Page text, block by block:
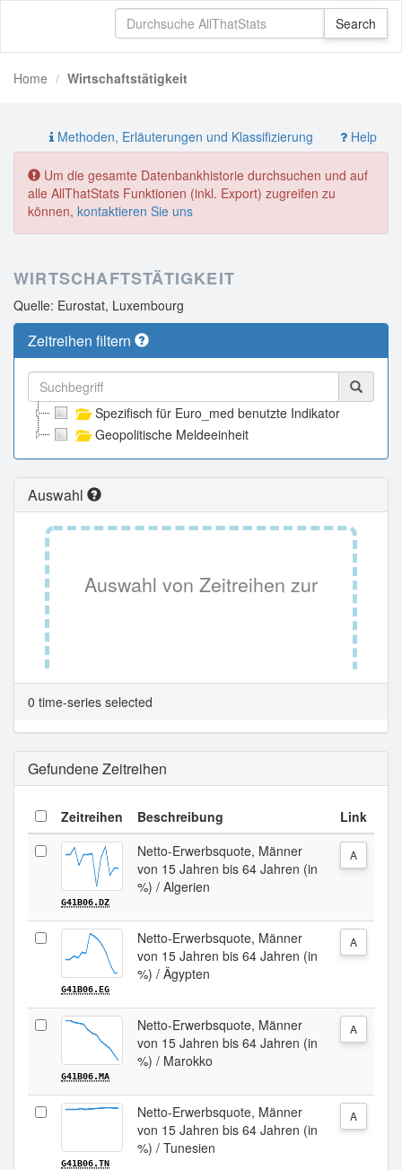
Home Wirtschaftstätigkeit
Methoden, Erläuterungen und Klassifizierung Help
Um die gesamte Datenbankhistorie durchsuchen und auf
alle AllThatStats Funktionen (inkl. Export) zugreifen zu
können, kontaktieren Sie uns
WIRTSCHAFTSTÄTIGKEIT
Quelle: Eurostat, Luxembourg
Zeitreihen filtern
Spezifisch für Euro_med benutzte Indikator
Geopolitische Meldeeinheit
Auswahl
Auswahl von Zeitreihen zur
Tabellenansicht.
0 time-series selected
Gefundene Zeitreihen
Zeitreihen Beschreibung Link
G41B06.DZ
Netto-Erwerbsquote, Männer
von 15 Jahren bis 64 Jahren (in
%) / Algerien
A
G41B06.EG
Netto-Erwerbsquote, Männer
von 15 Jahren bis 64 Jahren (in
%) / Ägypten
A
G41B06.MA
Netto-Erwerbsquote, Männer
von 15 Jahren bis 64 Jahren (in
%) / Marokko
A
G41B06.TN
Netto-Erwerbsquote, Männer
von 15 Jahren bis 64 Jahren (in
%) / Tunesien
A